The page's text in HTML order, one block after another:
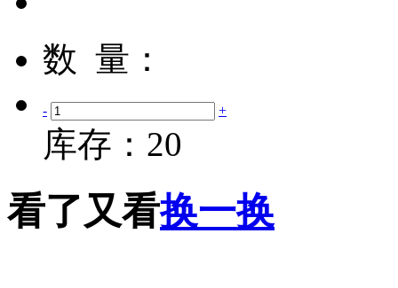
数 量：
- +
库存： 20
看了又看换一换